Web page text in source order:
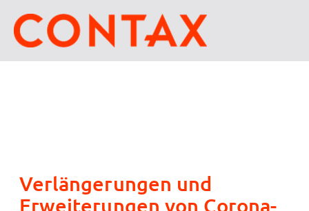
Verlängerungen und
Erweiterungen von Corona-